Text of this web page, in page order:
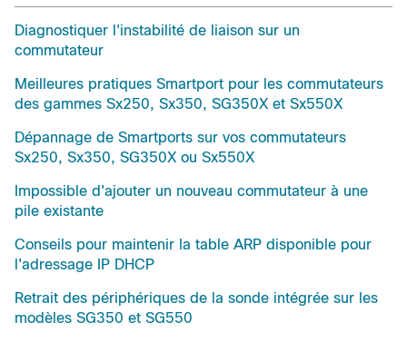
Diagnostiquer l'instabilité de liaison sur un
commutateur
Meilleures pratiques Smartport pour les commutateurs
des gammes Sx250, Sx350, SG350X et Sx550X
Dépannage de Smartports sur vos commutateurs
Sx250, Sx350, SG350X ou Sx550X
Impossible d'ajouter un nouveau commutateur à une
pile existante
Conseils pour maintenir la table ARP disponible pour
l'adressage IP DHCP
Retrait des périphériques de la sonde intégrée sur les
modèles SG350 et SG550